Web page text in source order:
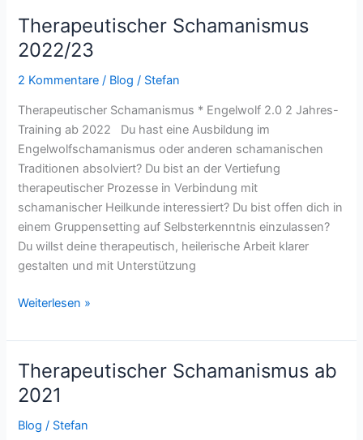
Therapeutischer Schamanismus
2022/23
2 Kommentare / Blog / Stefan
Therapeutischer Schamanismus * Engelwolf 2.0 2 Jahres-
Training ab 2022 Du hast eine Ausbildung im
Engelwolfschamanismus oder anderen schamanischen
Traditionen absolviert? Du bist an der Vertiefung
therapeutischer Prozesse in Verbindung mit
schamanischer Heilkunde interessiert? Du bist offen dich in
einem Gruppensetting auf Selbsterkenntnis einzulassen?
Du willst deine therapeutisch, heilerische Arbeit klarer
gestalten und mit Unterstützung
Therapeutischer
Schamanismus
2022/23
Weiterlesen »
Therapeutischer Schamanismus ab
2021
Blog / Stefan
Therapeutischer
Schamanismus
ab
2021